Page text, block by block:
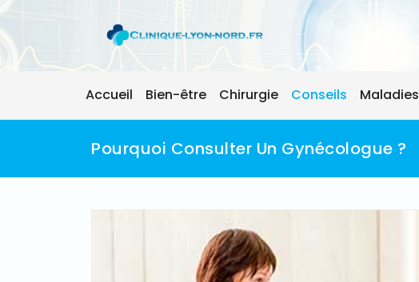
Skip
to
content
Accueil Bien-être Chirurgie Conseils Maladies
Pourquoi Consulter Un Gynécologue ?